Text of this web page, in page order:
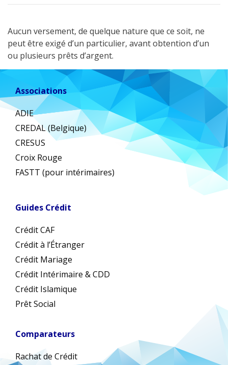
Aucun versement, de quelque nature que ce soit, ne
peut être exigé d’un particulier, avant obtention d’un
ou plusieurs prêts d’argent.
Associations
ADIE
CREDAL (Belgique)
CRESUS
Croix Rouge
FASTT (pour intérimaires)
Guides Crédit
Crédit CAF
Crédit à l’Étranger
Crédit Mariage
Crédit Intérimaire & CDD
Crédit Islamique
Prêt Social
Comparateurs
Rachat de Crédit